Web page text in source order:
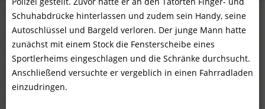
Schuhabdrücke hinterlassen und zudem sein Handy, seine
Autoschlüssel und Bargeld verloren. Der junge Mann hatte
zunächst mit einem Stock die Fensterscheibe eines
Sportlerheims eingeschlagen und die Schränke durchsucht.
Anschließend versuchte er vergeblich in einen Fahrradladen
einzudringen.